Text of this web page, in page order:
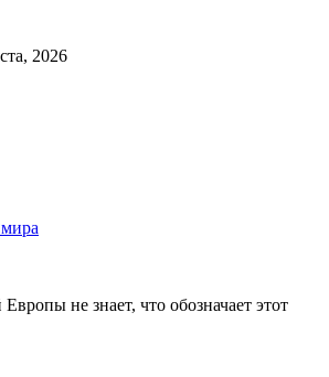
2026
не знает, что обозначает этот